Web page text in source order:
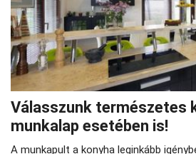
Válasszunk természetes
munkalap esetében is!
A munkapult a konyha leginkább